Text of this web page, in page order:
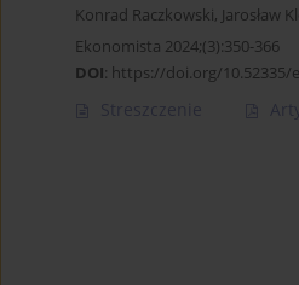
Konrad Raczkowski, Jarosław
Ekonomista 2024;(3):350-366
DOI: https://doi.org/10.52335/
Streszczenie